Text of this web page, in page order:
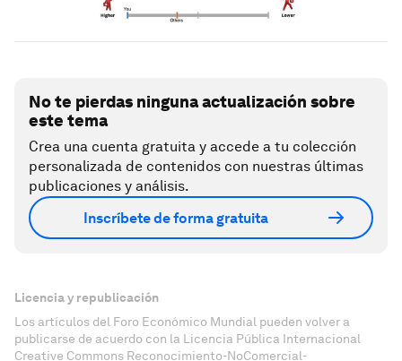
No te pierdas ninguna actualización sobre
este tema
Crea una cuenta gratuita y accede a tu colección
personalizada de contenidos con nuestras últimas
publicaciones y análisis.
Inscríbete de forma gratuita
Licencia y republicación
Los artículos del Foro Económico Mundial pueden volver a
publicarse de acuerdo con la Licencia Pública Internacional
Creative Commons Reconocimiento-NoComercial-